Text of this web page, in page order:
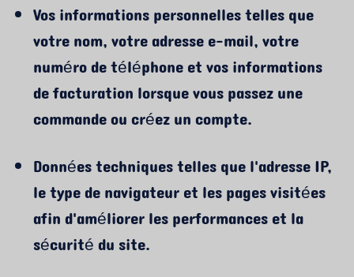
Vos informations personnelles telles que
votre nom, votre adresse e-mail, votre
numéro de téléphone et vos informations
de facturation lorsque vous passez une
commande ou créez un compte.
Données techniques telles que l'adresse IP,
le type de navigateur et les pages visitées
afin d'améliorer les performances et la
sécurité du site.